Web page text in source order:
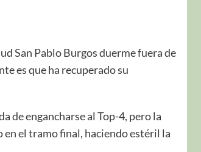
San Pablo Burgos duerme fuera de
es que ha recuperado su
de engancharse al Top-4, pero la
el tramo final, haciendo estéril la